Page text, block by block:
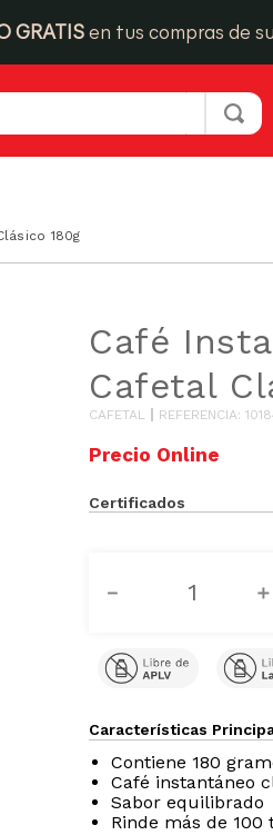
GRATIS en tus compras de
180g
Café
Cafetal
CAFETAL REFERENCIA:
Certificados
＋
－
Características
Contiene 180
Café instantáneo
Sabor equilibrado
Rinde más de 100